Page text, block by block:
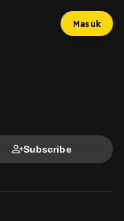
Masuk
Subscribe